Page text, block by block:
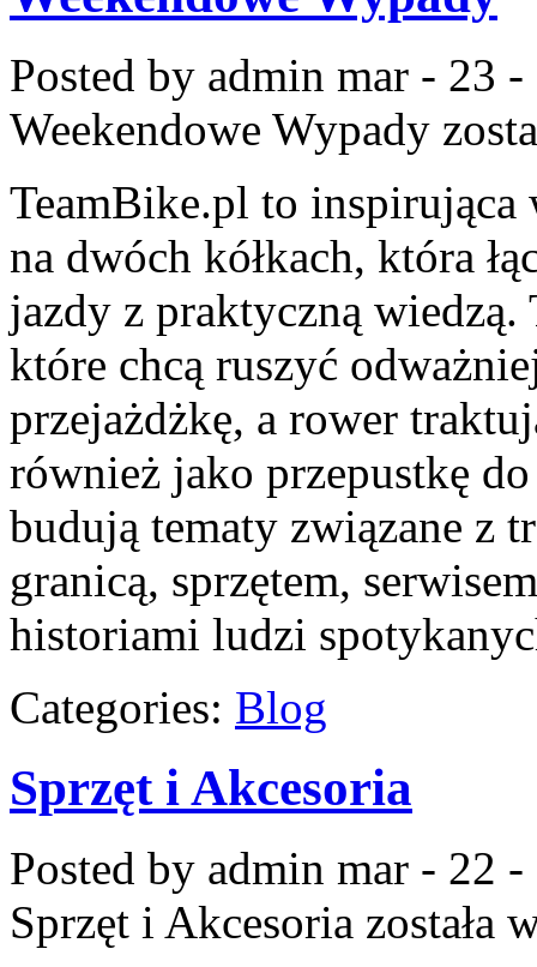
Posted by admin mar - 23 -
Weekendowe Wypady
TeamBike.pl to
na dwóch kółkach, która
jazdy z praktyczną wiedzą.
które chcą ruszyć
przejażdżkę, a rower
również jako przepustkę
budują tematy związane z
granicą, sprzętem,
historiami ludzi
Categories: Blog
Sprzęt i Akcesoria
Posted by admin mar - 22 -
Sprzęt i Akcesoria została